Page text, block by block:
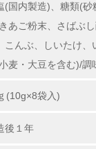
(国内製造)、糖類(
あご粉末、さばぶ
こんぶ、しいたけ、
麦・大豆を含む)/調
(10g×8袋入)
後１年